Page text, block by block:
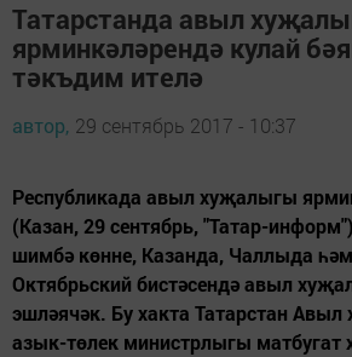
Татарстанда авыл
ярминкәләрендә кулай
тәкъдим ителә
автор, 29 сентябрь 2017 - 10:37
Республикада авыл хуҗалыгы
(Казан, 29 сентябрь, "Татар-
шимбә көнне, Казанда, Чаллыда
Октябрьский бистәсендә авыл
эшләячәк. Бу хакта Татарстан
азык-төлек министрлыгы матбугат